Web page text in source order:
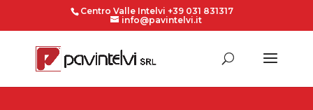
Centro Valle Intelvi +39 031 831317
info@pavintelvi.it